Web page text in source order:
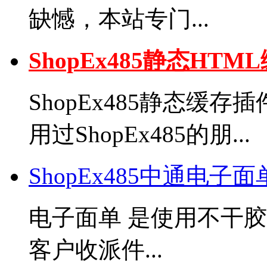
缺憾，本站专门...
ShopEx485静态
ShopEx485静态缓存
用过ShopEx485的朋...
ShopEx485中通电子面
电子面单 是使用不干
客户收派件...